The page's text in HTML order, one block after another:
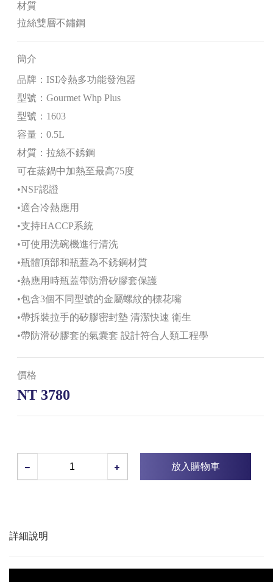
材質
拉絲雙層不鏽鋼
簡介
品牌：ISI冷熱多功能發泡器
型號：Gourmet Whp Plus
型號：1603
容量：0.5L
材質：拉絲不銹鋼
可在蒸鍋中加熱至最高75度
•NSF認證
•適合冷熱應用
•支持HACCP系統
•可使用洗碗機進行清洗
•瓶體頂部和瓶蓋為不銹鋼材質
•熱應用時瓶蓋帶防滑矽膠套保護
•包含3個不同型號的金屬螺紋的標花嘴
•帶拆裝拉手的矽膠密封墊 清潔快速 衛生
•帶防滑矽膠套的氣囊套 設計符合人類工程學
價格
NT 3780
放入購物車
詳細說明